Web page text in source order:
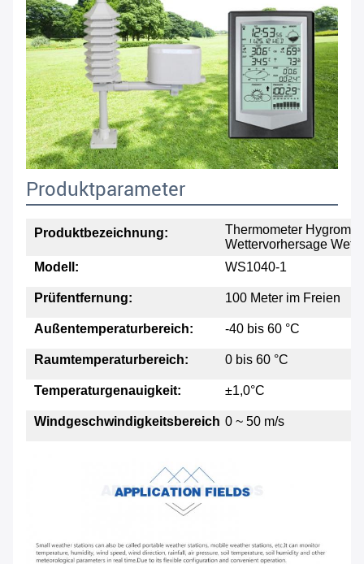
Produktparameter
Produktbezeichnung:
Thermometer
Wettervorhersage
Modell:
WS1040-1
Prüfentfernung: 100 Meter im Freien
Außentemperaturbereich: -40 bis 60 °C
Raumtemperaturbereich: 0 bis 60 °C
Temperaturgenauigkeit: ±1,0°C
Windgeschwindigkeitsbereich 0 ~ 50 m/s